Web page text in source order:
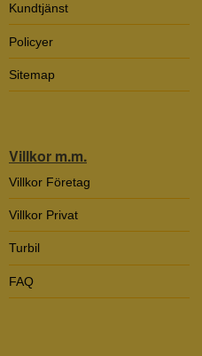
Kundtjänst
Policyer
Sitemap
Villkor m.m.
Villkor Företag
Villkor Privat
Turbil
FAQ